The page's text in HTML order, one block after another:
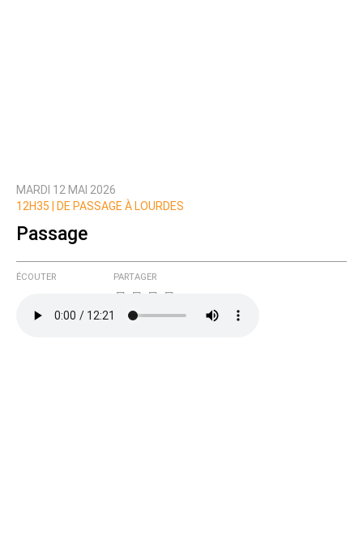
MARDI 12 MAI 2026
12H35 |
DE PASSAGE À LOURDES
Passage
ÉCOUTER PARTAGER